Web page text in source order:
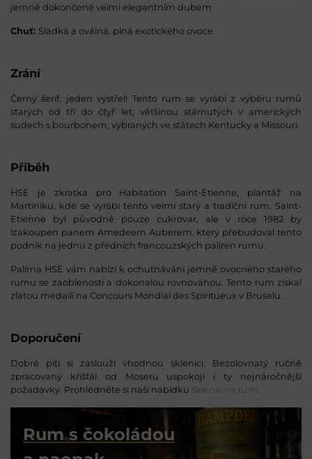
jemně dokončené velmi elegantním dubem
Chuť: Sladká a oválná, plná exotického ovoce
Zrání
Černý šerif, jeden výstřel! Tento rum se vyrábí z výběru rumů
starých od tří do čtyř let, většinou stárnutých v amerických
sudech s bourbonem, vybraných ve státech Kentucky a Missouri.
Příběh
HSE je zkratka pro Habitation Saint-Etienne, plantáž na
Martiniku, kde se vyrábí tento velmi starý a tradiční rum. Saint-
Etienne byl původně pouze cukrovar, ale v roce 1982 by
lzakoupen panem Amedeem Auberem, který přebudoval tento
podnik na jednu z předních francouzských palíren rumu.
Palírna HSE vám nabízí k ochutnávání jemně ovocného starého
rumu se zaobleností a dokonalou rovnováhou. Tento rum získal
zlatou medaili na Concours Mondial des Spiritueux v Bruselu.
Doporučení
Dobré pití si zaslouží vhodnou sklenici. Bezolovnatý ručně
zpracovaný křišťál od Moseru uspokojí i ty nejnáročnější
požadavky. Prohlédněte si naši nabídku sklenic na rum
Rum s čokoládou